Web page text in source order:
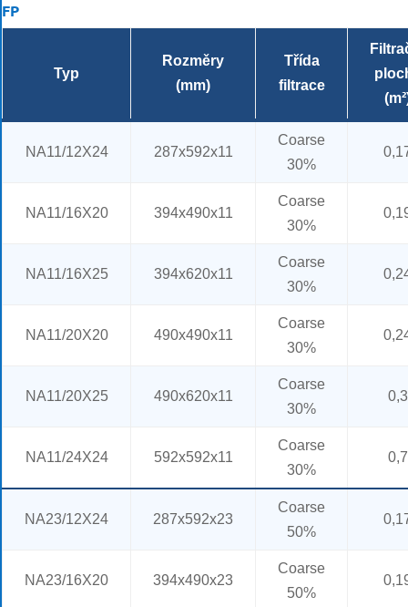
FP
Typ
Rozměry
(mm)
Třída
filtrace
NA11/12X24 287x592x11
Coarse
30%
NA11/16X20 394x490x11
Coarse
30%
NA11/16X25 394x620x11
Coarse
30%
NA11/20X20 490x490x11
Coarse
30%
NA11/20X25 490x620x11
Coarse
30%
0,3
NA11/24X24 592x592x11
Coarse
30%
0,7
NA23/12X24 287x592x23
Coarse
50%
NA23/16X20 394x490x23
Coarse
50%